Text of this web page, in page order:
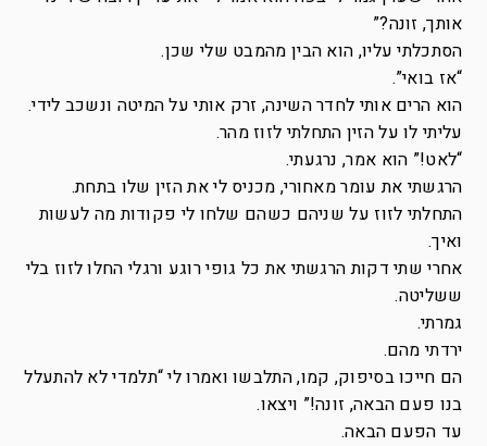
אותך, זונה?”
הסתכלתי עליו, הוא הבין מהמבט שלי שכן.
“אז בואי”.
הוא הרים אותי לחדר השינה, זרק אותי על המיטה ונשכב לידי.
עליתי לו על הזין התחלתי לזוז מהר.
“לאט!” הוא אמר, נרגעתי.
הרגשתי את עומר מאחורי, מכניס לי את הזין שלו בתחת.
התחלתי לזוז על שניהם כשהם שלחו לי פקודות מה לעשות
ואיך.
אחרי שתי דקות הרגשתי את כל גופי רוגע ורגלי החלו לזוז בלי
ששליטה.
גמרתי.
ירדתי מהם.
הם חייכו בסיפוק, קמו, התלבשו ואמרו לי “תלמדי לא להתעלל
בנו פעם הבאה, זונה!” ויצאו.
עד הפעם הבאה.